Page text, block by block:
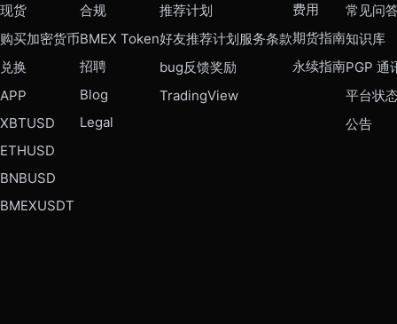
现货
购买加密货币
兑换
APP
XBTUSD
ETHUSD
BNBUSD
BMEXUSDT
合规
BMEX Token
招聘
Blog
Legal
推荐计划
好友推荐计划服务条款
bug反馈奖励
TradingView
费用
期货指南
永续指南
常见问
知识库
PGP 通
平台状
公告